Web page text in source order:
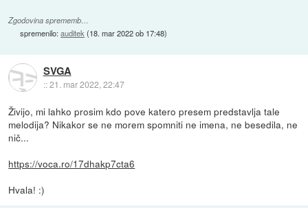
Zgodovina sprememb…
spremenilo:auditek(18. mar 2022 ob 17:48)
SVGA
::21. mar 2022, 22:47
Živijo, mi lahko prosim kdo pove katero presem predstavlja tale
melodija? Nikakor se ne morem spomniti ne imena, ne besedila, ne
nič...
https://voca.ro/17dhakp7cta6
Hvala! :)